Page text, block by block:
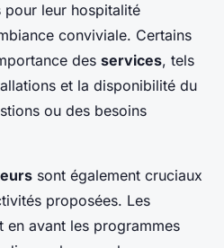
pour leur hospitalité
conviviale. Certains
des services, tels
et la disponibilité du
ou des besoins
sont également cruciaux
proposées. Les
en avant les programmes